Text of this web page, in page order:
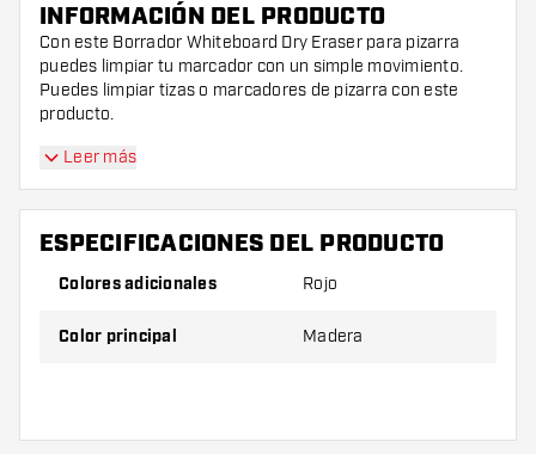
INFORMACIÓN DEL PRODUCTO
Con este Borrador Whiteboard Dry Eraser para pizarra
puedes limpiar tu marcador con un simple movimiento.
Puedes limpiar tizas o marcadores de pizarra con este
producto.
Leer más
ESPECIFICACIONES DEL PRODUCTO
Colores adicionales Rojo
Color principal Madera